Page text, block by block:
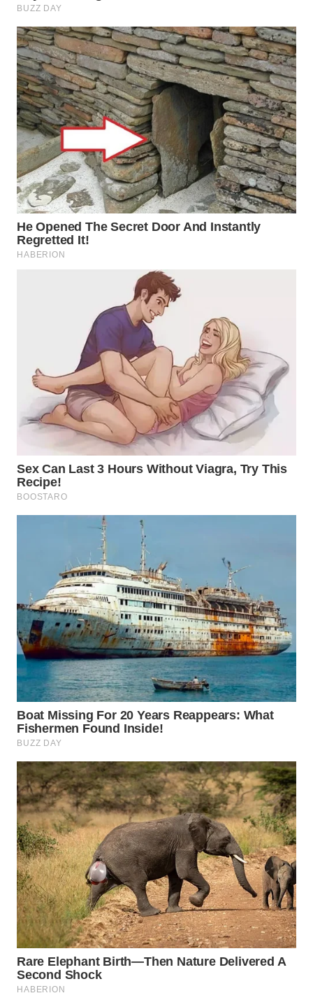
WN
LANGKAT
WN
TAPANULI
SELATAN
WN
TANJUNG
LESUNG
WN
KARO
WN
LABUHANBATU
TAPANULI
TENGAH
WN DELI
WN
TEBING
TINGGI
WN
KARAWANG
WN
BEKASI
WN
BOGOR
DEPOK
WN
TAPANULI
UTARA
WN
SAMOSIR
WN
PADANG
LAWAS